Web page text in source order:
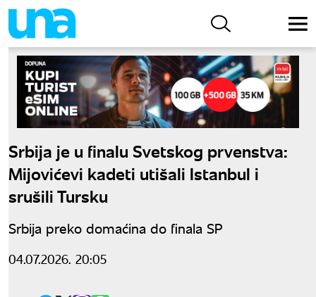
Srbija je u finalu Svetskog prvenstva:
Mijovićevi kadeti utišali Istanbul i
srušili Tursku
Srbija preko domaćina do finala SP
04.07.2026. 20:05